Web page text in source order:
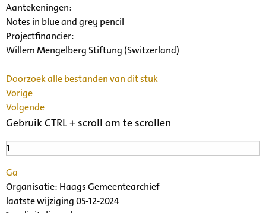
Aantekeningen:
Notes in blue and grey pencil
Projectfinancier:
Willem Mengelberg Stiftung (Switzerland)
Doorzoek alle bestanden van dit stuk
Vorige
Volgende
Gebruik CTRL + scroll om te scrollen
Ga
Organisatie: Haags Gemeentearchief
laatste wijziging 05-12-2024